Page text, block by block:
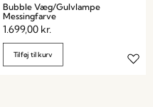
Bubble Væg/Gulvlampe
Messingfarve
1.699,00 kr.
Tilføj til kurv